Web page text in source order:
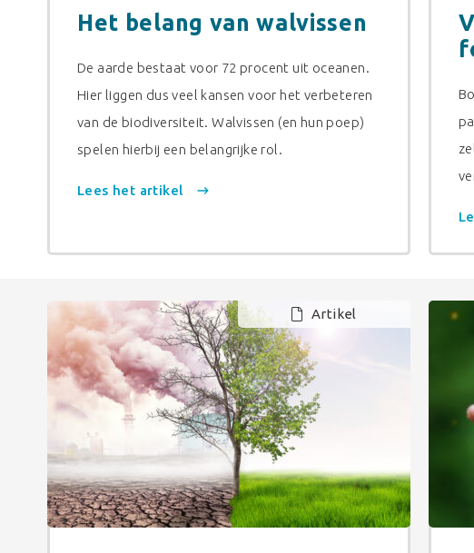
Het belang van walvissen
De aarde bestaat voor 72 procent uit oceanen.
Hier liggen dus veel kansen voor het verbeteren
van de biodiversiteit. Walvissen (en hun poep)
spelen hierbij een belangrijke rol.
Lees het artikel
Artikel